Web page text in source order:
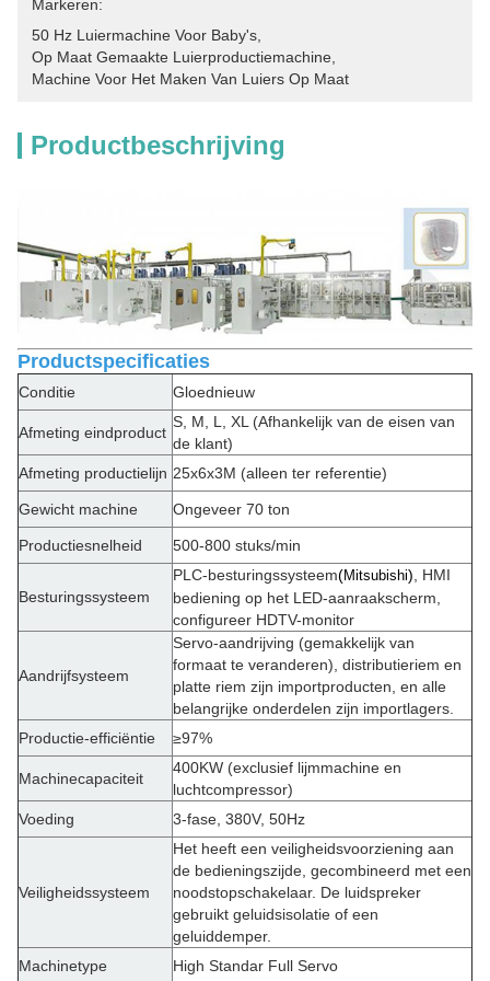
Markeren:
50 Hz Luiermachine Voor Baby's
Op Maat Gemaakte Luierproductiemachine
Machine Voor Het Maken Van Luiers Op Maat
Productbeschrijving
Productspecificaties
Conditie Gloednieuw
Afmeting eindproduct
S, M, L, XL (Afhankelijk van de eisen van
de klant)
Afmeting productielijn 25x6x3M (alleen ter referentie)
Gewicht machine Ongeveer 70 ton
Productiesnelheid 500-800 stuks/min
Besturingssysteem
PLC-besturingssysteem(Mitsubishi) , HMI
bediening op het LED-aanraakscherm,
configureer HDTV-monitor
Aandrijfsysteem
Servo-aandrijving (gemakkelijk van
formaat te veranderen), distributieriem en
platte riem zijn importproducten, en alle
belangrijke onderdelen zijn importlagers.
Productie-efficiëntie
≥97%
Machinecapaciteit
400KW (exclusief lijmmachine en
luchtcompressor)
Voeding
3-fase, 380V, 50Hz
Veiligheidssysteem
Het heeft een veiligheidsvoorziening aan
de bedieningszijde, gecombineerd met een
noodstopschakelaar. De luidspreker
gebruikt geluidsisolatie of een
geluiddemper.
Machinetype
High Standar Full Servo